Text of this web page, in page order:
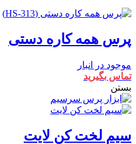
پرس همه کاره دستی
موجود در انبار
تماس بگیرید
بستن
سیم لخت کن لایت